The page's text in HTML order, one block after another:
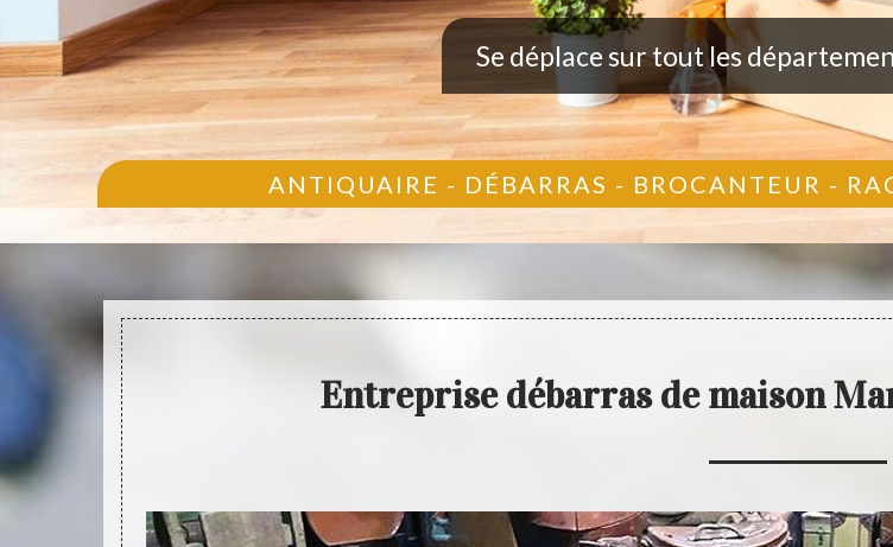
Se déplace sur tout les
ANTIQUAIRE - DÉBARRAS - BROCANTEUR -
Entreprise débarras de maison